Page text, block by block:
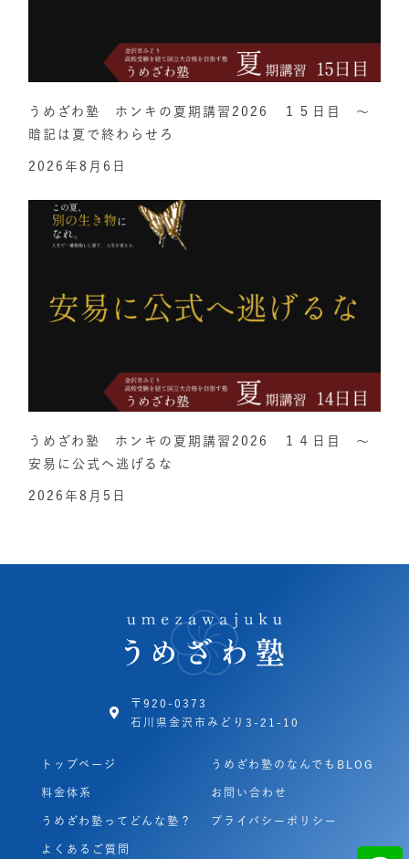
うめざわ塾 ホンキの夏期講習2026 １５日目 ～
暗記は夏で終わらせろ
2026年8月6日
うめざわ塾 ホンキの夏期講習2026 １４日目 ～
安易に公式へ逃げるな
2026年8月5日
〒920-0373
石川県金沢市みどり3-21-10
トップページ
料金体系
うめざわ塾ってどんな塾？
よくあるご質問
うめざわ塾のなんでもBLOG
お問い合わせ
プライバシーポリシー